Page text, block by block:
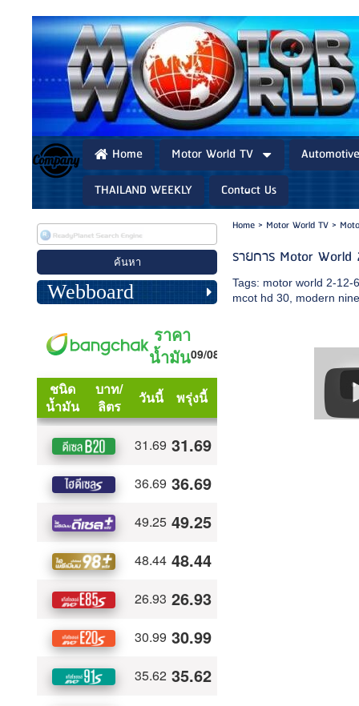
Home Motor World TV
THAILAND WEEKLY
Contact Us
Webboard
Home> Motor World TV>
รายการ Motor World
Tags: motor world 2-12-
mcot hd 30 modern